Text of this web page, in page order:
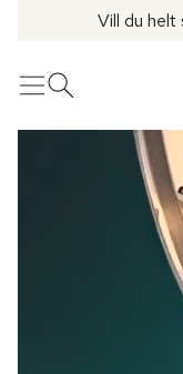
Vill du helt
MenyÖppna sök